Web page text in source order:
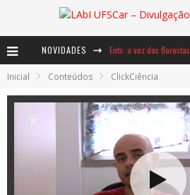
NOVIDADES Ents: a voz das florestas
Notáveis: Bertha Lutz
Inicial Conteúdos ClickCiência